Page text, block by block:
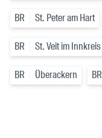
BR St. Peter am Hart
BR St. Veit im Innkreis
BR Überackern BR